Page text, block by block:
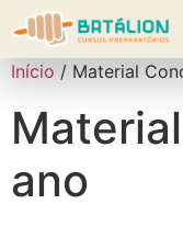
Início / Material
ano